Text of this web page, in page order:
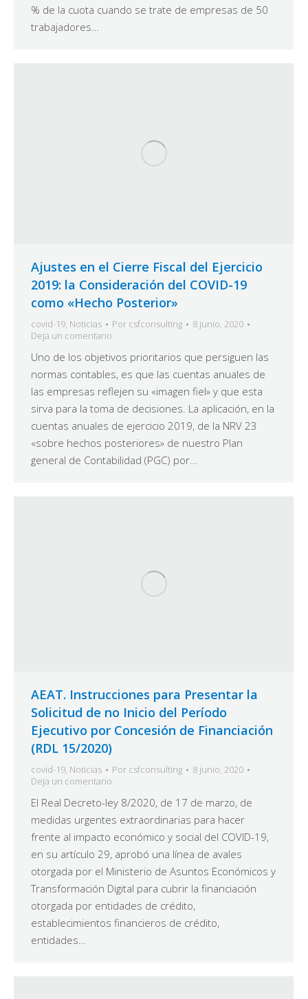
% de la cuota cuando se trate de empresas de 50
trabajadores…
Ajustes en el Cierre Fiscal del Ejercicio
2019: la Consideración del COVID-19
como «Hecho Posterior»
covid-19, Noticias Por csfconsulting
8 junio, 2020
Deja un comentario
Uno de los objetivos prioritarios que persiguen las
normas contables, es que las cuentas anuales de
las empresas reflejen su «imagen fiel» y que esta
sirva para la toma de decisiones. La aplicación, en la
cuentas anuales de ejercicio 2019, de la NRV 23
«sobre hechos posteriores» de nuestro Plan
general de Contabilidad (PGC) por…
AEAT. Instrucciones para Presentar la
Solicitud de no Inicio del Período
Ejecutivo por Concesión de Financiación
(RDL 15/2020)
covid-19, Noticias Por csfconsulting
8 junio, 2020
Deja un comentario
El Real Decreto-ley 8/2020, de 17 de marzo, de
medidas urgentes extraordinarias para hacer
frente al impacto económico y social del COVID-19,
en su artículo 29, aprobó una línea de avales
otorgada por el Ministerio de Asuntos Económicos y
Transformación Digital para cubrir la financiación
otorgada por entidades de crédito,
establecimientos financieros de crédito,
entidades…